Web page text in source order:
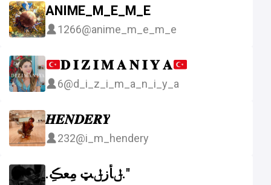
ANIME_M_E_M_E
1266@anime_m_e_m_e
𝐃 𝐈 𝐙 𝐈 𝐌 𝐀 𝐍 𝐈 𝐘 𝐀
6@d_i_z_i_m_a_n_i_y_a
𝑯𝑬𝑵𝑫𝑬𝑹𝒀
232@i_m_hendery
.ݪأزݪټ مِعڪِ."